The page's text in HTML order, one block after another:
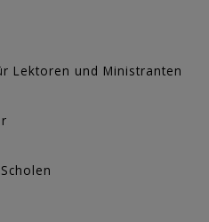
Lektoren und Ministranten